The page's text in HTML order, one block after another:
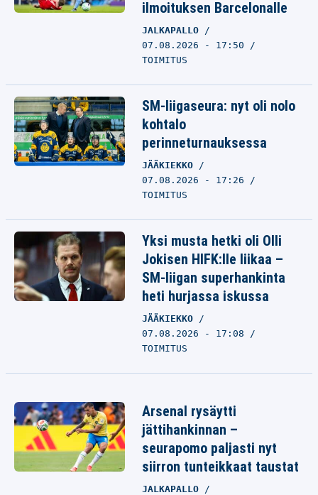
ilmoituksen Barcelonalle
JALKAPALLO
07.08.2026 - 17:50
TOIMITUS
SM-liigaseura: nyt oli nolo
kohtalo
perinneturnauksessa
JÄÄKIEKKO
07.08.2026 - 17:26
TOIMITUS
Yksi musta hetki oli Olli
Jokisen HIFK:lle liikaa –
SM-liigan superhankinta
heti hurjassa iskussa
JÄÄKIEKKO
07.08.2026 - 17:08
TOIMITUS
Arsenal rysäytti
jättihankinnan –
seurapomo paljasti nyt
siirron tunteikkaat taustat
JALKAPALLO